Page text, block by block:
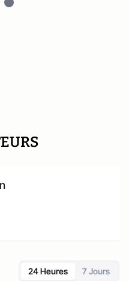
24 Heures 7 Jours